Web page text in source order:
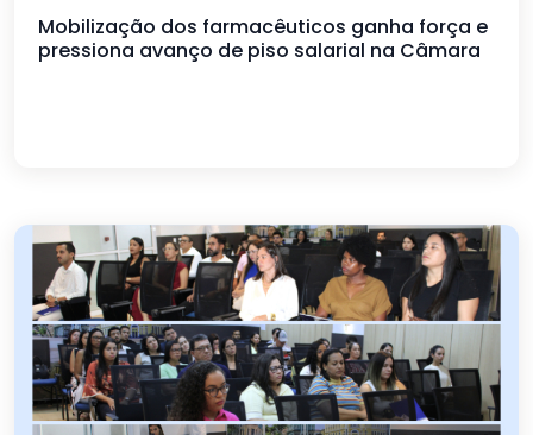
Mobilização dos farmacêuticos ganha força e
pressiona avanço de piso salarial na Câmara